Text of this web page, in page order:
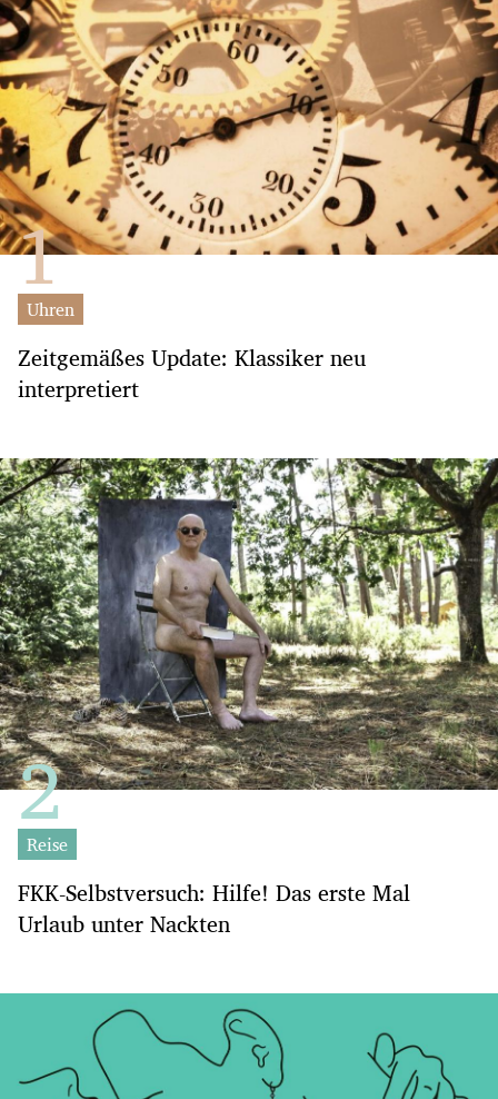
Uhren
Zeitgemäßes Update: Klassiker neu
interpretiert
Reise
FKK-Selbstversuch: Hilfe! Das erste Mal
Urlaub unter Nackten